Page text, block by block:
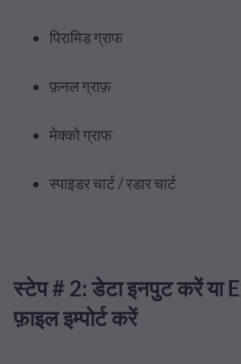
पिरामिड ग्राफ
फ़नल ग्राफ़
मेक्को ग्राफ
स्पाइडर चार्ट / रडार चार्ट
स्टेप # 2: डेटा इनपुट करें या
फ़ाइल इम्पोर्ट करें